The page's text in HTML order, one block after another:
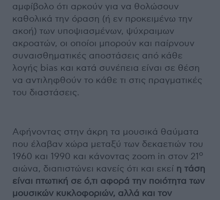
αμφίβολο ότι αρκούν για να θολώσουν
καθολικά την όραση (ή εν προκειμένω την
ακοή) των υποψιασμένων, ψύχραιμων
ακροατών, οι οποίοι μπορούν και παίρνουν
συναισθηματικές αποστάσεις από κάθε
λογής bias και κατά συνέπεια είναι σε θέση
να αντιληφθούν το κάθε τι στις πραγματικές
του διαστάσεις.
Αφήνοντας στην άκρη τα μουσικά θαύματα
που έλαβαν χώρα μεταξύ των δεκαετιών του
1960 και 1990 και κάνοντας zoom in στον 21 ο
αιώνα, διαπιστώνει κανείς ότι και εκεί η τάση
είναι πτωτική σε ό,τι αφορά την ποιότητα των
μουσικών κυκλοφοριών, αλλά και τον